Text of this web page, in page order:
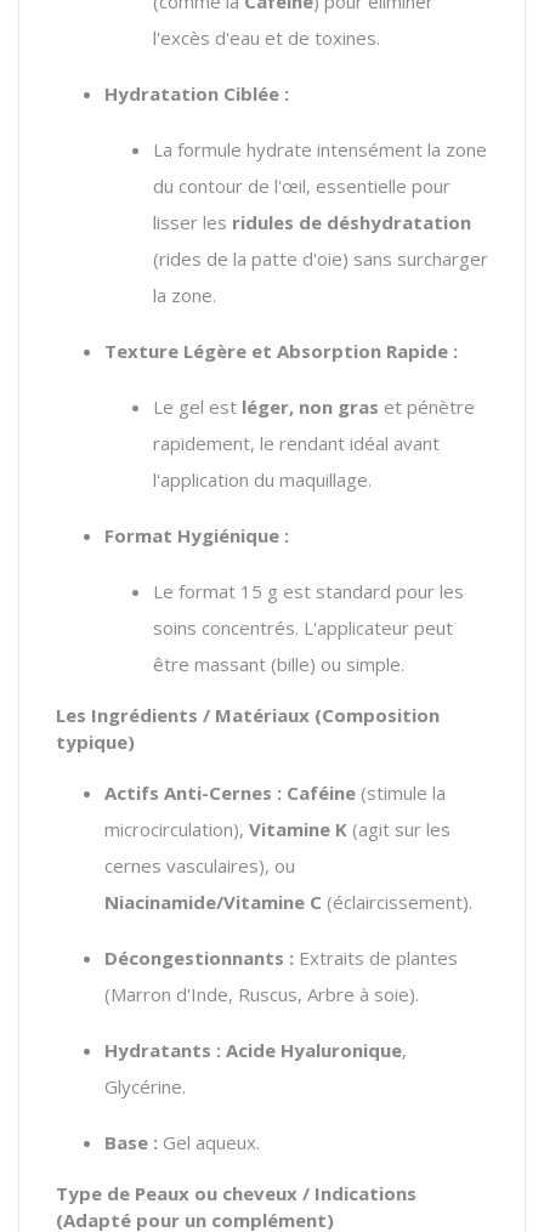
l'excès d'eau et de toxines.
Hydratation Ciblée :
La formule hydrate intensément la zone
du contour de l'œil, essentielle pour
lisser les ridules de déshydratation
(rides de la patte d'oie) sans surcharger
la zone.
Texture Légère et Absorption Rapide :
Le gel est léger, non gras et pénètre
rapidement, le rendant idéal avant
l'application du maquillage.
Format Hygiénique :
Le format 15 g est standard pour les
soins concentrés. L'applicateur peut
être massant (bille) ou simple.
Les Ingrédients / Matériaux (Composition
typique)
Actifs Anti-Cernes : Caféine (stimule la
microcirculation), Vitamine K (agit sur les
cernes vasculaires), ou
Niacinamide/Vitamine C (éclaircissement).
Décongestionnants : Extraits de plantes
(Marron d'Inde, Ruscus, Arbre à soie).
Hydratants : Acide Hyaluronique,
Glycérine.
Base : Gel aqueux.
Type de Peaux ou cheveux / Indications
(Adapté pour un complément)